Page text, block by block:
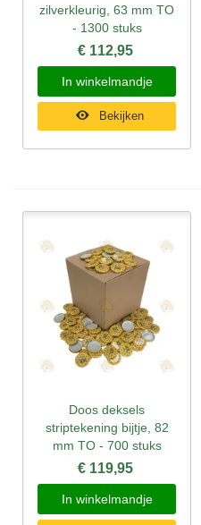
zilverkleurig, 63 mm TO
- 1300 stuks
€ 112,95
In winkelmandje
Bekijken
Doos deksels
striptekening bijtje, 82
mm TO - 700 stuks
€ 119,95
In winkelmandje